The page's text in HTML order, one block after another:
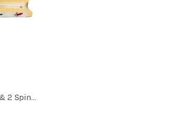
Oterline Med 5 Fluer & 2 Spinnere